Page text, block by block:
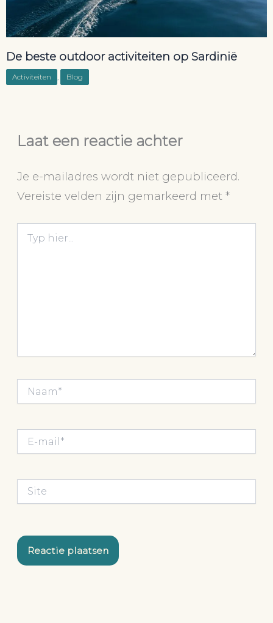
De beste outdoor activiteiten op Sardinië
Activiteiten , Blog
Laat een reactie achter
Je e-mailadres wordt niet gepubliceerd.
Vereiste velden zijn gemarkeerd met*
hier...
mail*
Site